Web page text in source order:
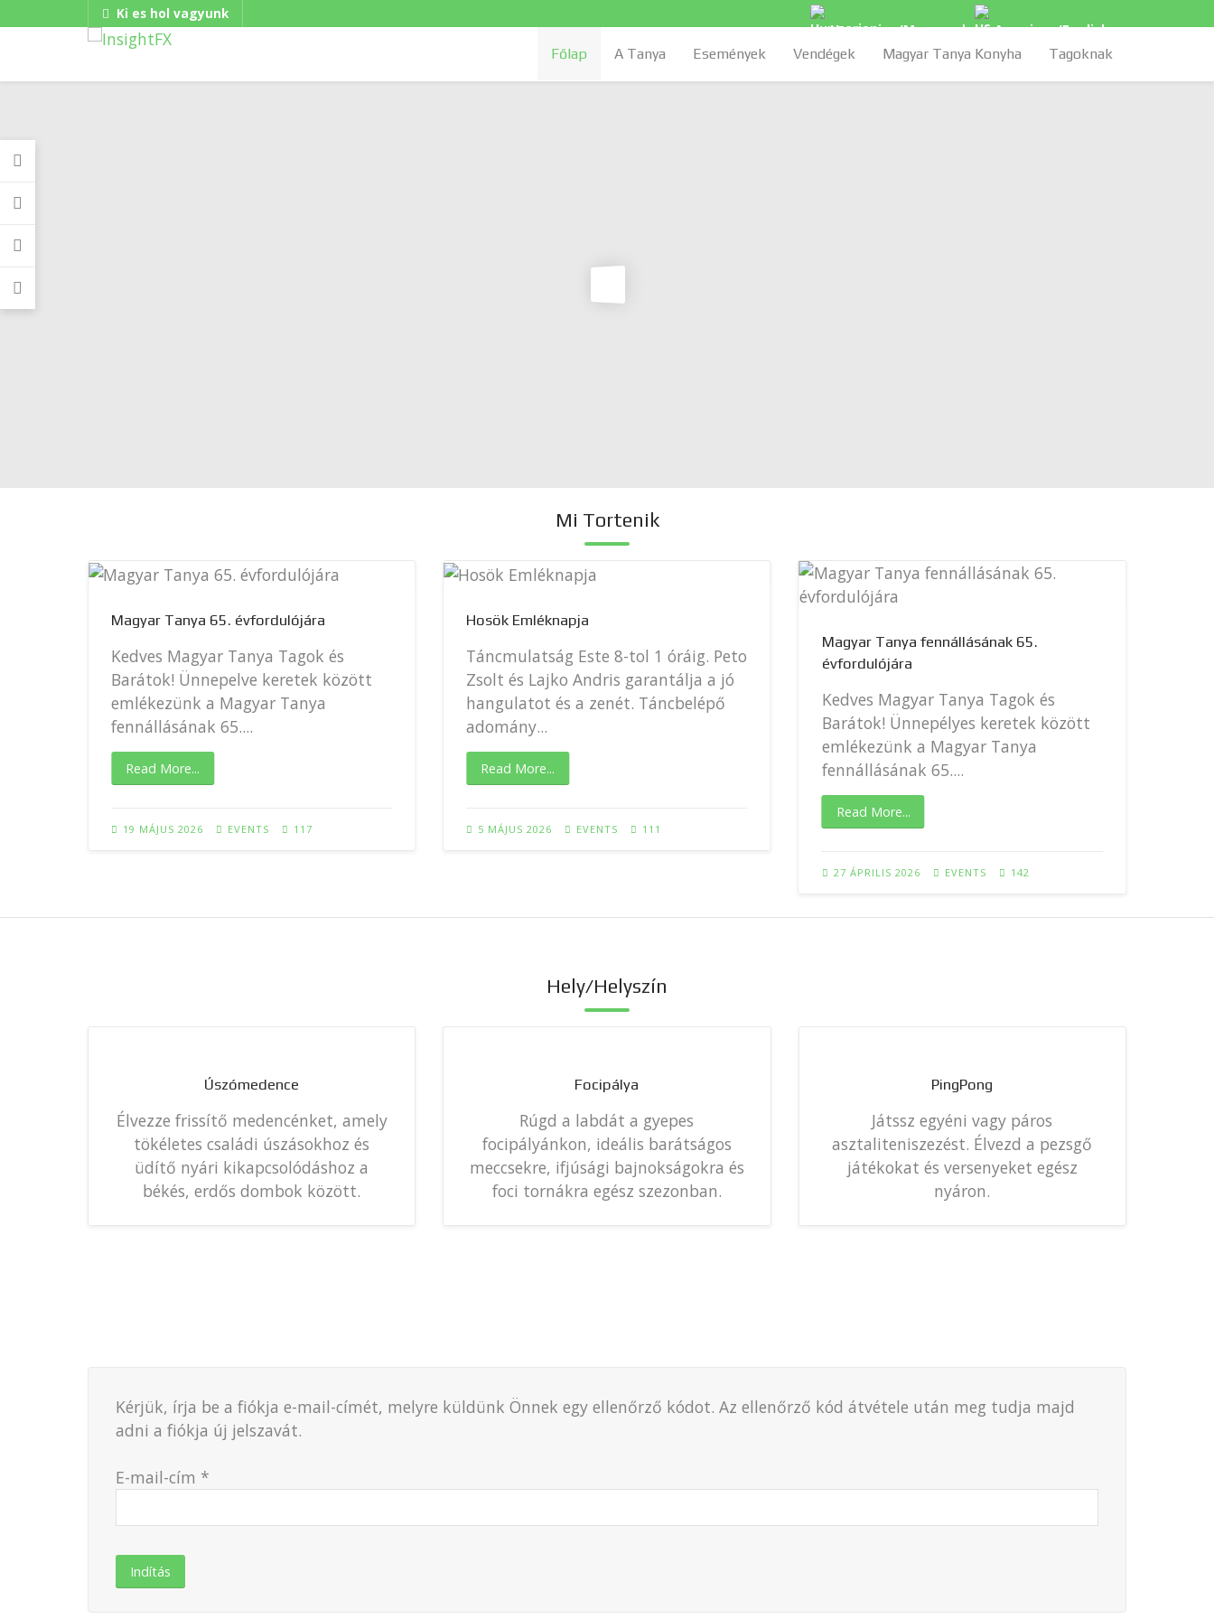
Ki es hol vagyunk
Hungarian/Magyar|
American/English
Főlap
A Tanya Események Vendégek Magyar Tanya Konyha Tagoknak
Mi Tortenik
Magyar Tanya 65. évfordulójára
Kedves Magyar Tanya Tagok és
Barátok! Ünnepelve keretek között
emlékezünk a Magyar Tanya
fennállásának 65....
Read More...
19 MÁJUS 2026 EVENTS 117
Hosök Emléknapja
Táncmulatság Este 8-tol 1 óráig. Peto
Zsolt és Lajko Andris garantálja a jó
hangulatot és a zenét. Táncbelépő
adomány...
Read More...
5 MÁJUS 2026 EVENTS 111
Magyar Tanya fennállásának 65.
évfordulójára
Kedves Magyar Tanya Tagok és
Barátok! Ünnepélyes keretek között
emlékezünk a Magyar Tanya
fennállásának 65....
Read More...
27 ÁPRILIS 2026 EVENTS 142
Hely/Helyszín
Úszómedence
Élvezze frissítő medencénket, amely
tökéletes családi úszásokhoz és
üdítő nyári kikapcsolódáshoz a
békés, erdős dombok között.
Focipálya
Rúgd a labdát a gyepes
focipályánkon, ideális barátságos
meccsekre, ifjúsági bajnokságokra és
foci tornákra egész szezonban.
PingPong
Játssz egyéni vagy páros
asztaliteniszezést. Élvezd a pezsgő
játékokat és versenyeket egész
nyáron.
Kérjük, írja be a fiókja e-mail-címét, melyre küldünk Önnek egy ellenőrző kódot. Az ellenőrző kód átvétele után meg tudja majd
adni a fiókja új jelszavát.
E-mail-cím *
Indítás
Események